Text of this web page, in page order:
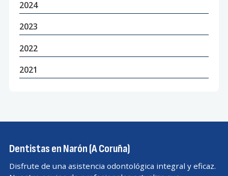
2024
2023
2022
2021
Dentistas en Narón (A Coruña)
Disfrute de una asistencia odontológica integral y eficaz.